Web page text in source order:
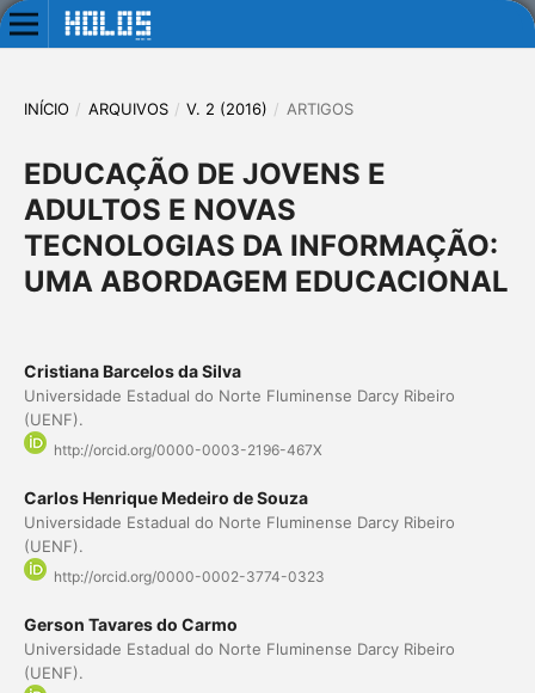
INÍCIO / ARQUIVOS / V. 2 (2016) / ARTIGOS
EDUCAÇÃO DE JOVENS E
ADULTOS E NOVAS
TECNOLOGIAS DA INFORMAÇÃO:
UMA ABORDAGEM EDUCACIONAL
Cristiana Barcelos da Silva
Universidade Estadual do Norte Fluminense Darcy Ribeiro
(UENF).
http://orcid.org/0000-0003-2196-467X
Carlos Henrique Medeiro de Souza
Universidade Estadual do Norte Fluminense Darcy Ribeiro
(UENF).
http://orcid.org/0000-0002-3774-0323
Gerson Tavares do Carmo
Universidade Estadual do Norte Fluminense Darcy Ribeiro
(UENF).